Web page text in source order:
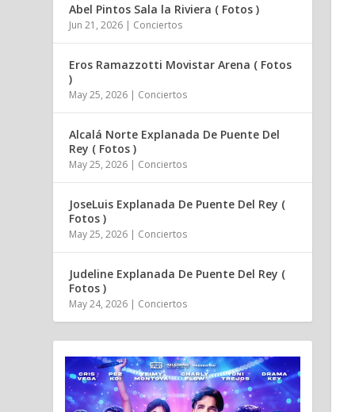
Abel Pintos Sala la Riviera ( Fotos )
Jun 21, 2026 | Conciertos
Eros Ramazzotti Movistar Arena ( Fotos
)
May 25, 2026 | Conciertos
Alcalá Norte Explanada De Puente Del
Rey ( Fotos )
May 25, 2026 | Conciertos
JoseLuis Explanada De Puente Del Rey (
Fotos )
May 25, 2026 | Conciertos
Judeline Explanada De Puente Del Rey (
Fotos )
May 24, 2026 | Conciertos